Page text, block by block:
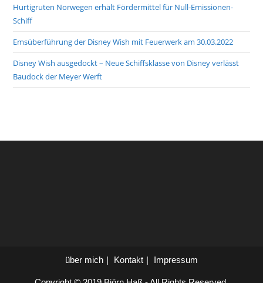
Hurtigruten Norwegen erhält Fördermittel für Null-Emissionen-
Schiff
Emsüberführung der Disney Wish mit Feuerwerk am 30.03.2022
Disney Wish ausgedockt – Neue Schiffsklasse von Disney verlässt
Baudock der Meyer Werft
über mich Kontakt Impressum